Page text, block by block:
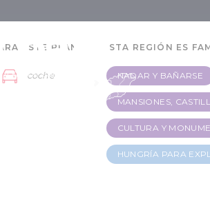
para
y Spa de Bükfürdő
ESTE PLAN:
coche
ESTA REGIÓN ES
NADAR Y BAÑARSE
MANSIONES,
CULTURA Y
HUNGRÍA PARA